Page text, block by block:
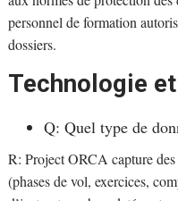
personnel de formation
dossiers.
Technologie
Q: Quel type de
R: Project ORCA capture des
(phases de vol, exercices,